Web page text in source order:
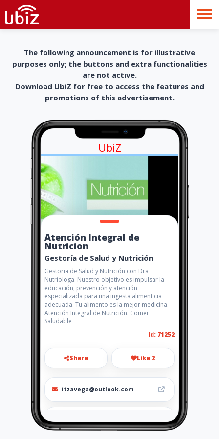
The following announcement is for illustrative
purposes only; the buttons and extra functionalities
are not active.
Download UbiZ for free to access the features and
promotions of this advertisement.
UbiZ
Atención Integral de
Nutricion
Gestoría de Salud y Nutrición
Gestoria de Salud y Nutrición con Dra
Nutriologa. Nuestro objetivo es impulsar la
educación, prevención y atención
especializada para una ingesta alimenticia
adecuada. Tu alimento es la mejor medicina.
Atención Integral de Nutrición. Comer
Saludable
Id: 71252
Share Like 2
itzavega@outlook.com